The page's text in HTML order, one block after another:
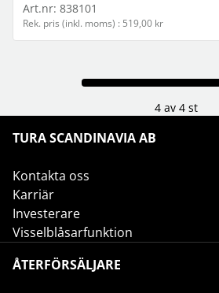
Art.nr: 838101
Rek. pris (inkl. moms) : 519,00 kr
4 av 4 st
TURA SCANDINAVIA AB
Kontakta oss
Karriär
Investerare
Visselblåsarfunktion
ÅTERFÖRSÄLJARE